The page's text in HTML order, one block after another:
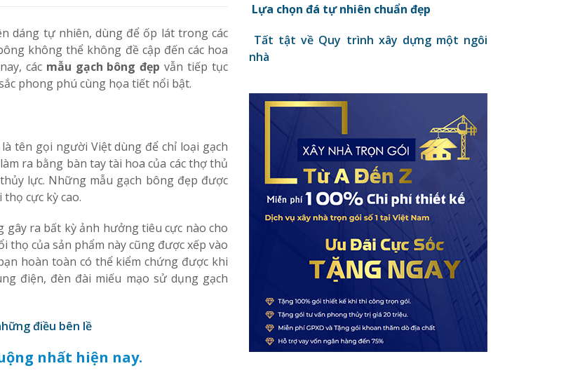
dáng tự nhiên, dùng để ốp lát trong các
không thể không đề cập đến các hoa
các mẫu gạch bông đẹp vẫn tiếp tục
phong phú cùng họa tiết nổi bật.
tên gọi người Việt dùng để chỉ loại gạch
ra bằng bàn tay tài hoa của các thợ thủ
lực. Những mẫu gạch bông đẹp được
cực kỳ cao.
ra bất kỳ ảnh hưởng tiêu cực nào cho
của sản phẩm này cũng được xếp vào
hoàn toàn có thể kiểm chứng được khi
điện, đèn đài miếu mạo sử dụng gạch
điều bên lề
nhất hiện nay.
Lựa chọn đá tự nhiên chuẩn đẹp
Tất tật về Quy trình xây dựng một ngôi
nhà